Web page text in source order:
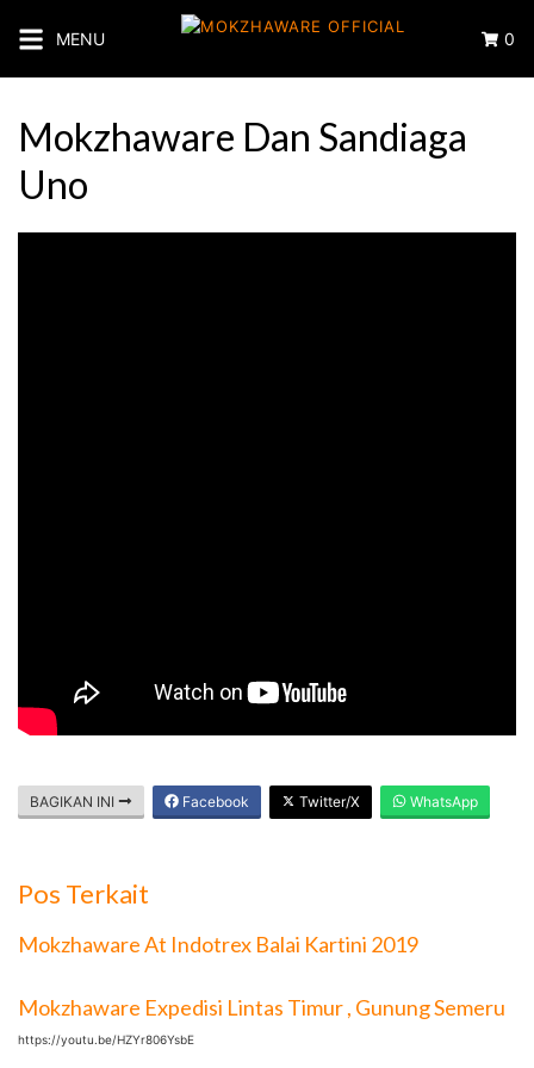
konten
MENU 0
Mokzhaware Dan Sandiaga
Uno
BAGIKAN INI Facebook Twitter/X WhatsApp
Pos Terkait
Mokzhaware At Indotrex Balai Kartini 2019
Mokzhaware Expedisi Lintas Timur , Gunung Semeru
https://youtu.be/HZYr806YsbE